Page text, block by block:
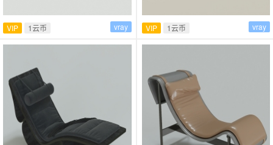
VIP 1云币 vray VIP 1云币 vray